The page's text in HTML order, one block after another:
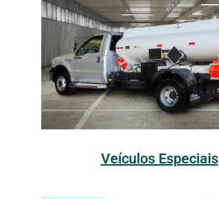
Veículos Especiais